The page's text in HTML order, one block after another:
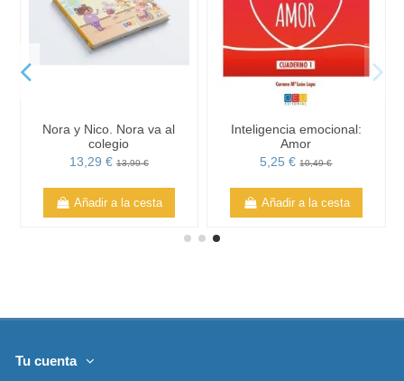
Nora y Nico. Nora va al
colegio
13,29 € 13,99 €
Añadir a la cesta
Inteligencia emocional:
Amor
5,25 €10,49 €
Añadir a la cesta
Tu cuenta